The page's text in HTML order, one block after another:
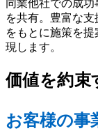
同業他社での成
を共有。豊富な
をもとに施策を
現します。
価値を約束
お客様の事